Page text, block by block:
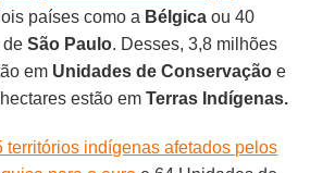
países como a Bélgica ou 40
deSão Paulo. Desses, 3,8 milhões
em Unidades de Conservação e
estão emTerras Indígenas.
territórios indígenas afetados pelos